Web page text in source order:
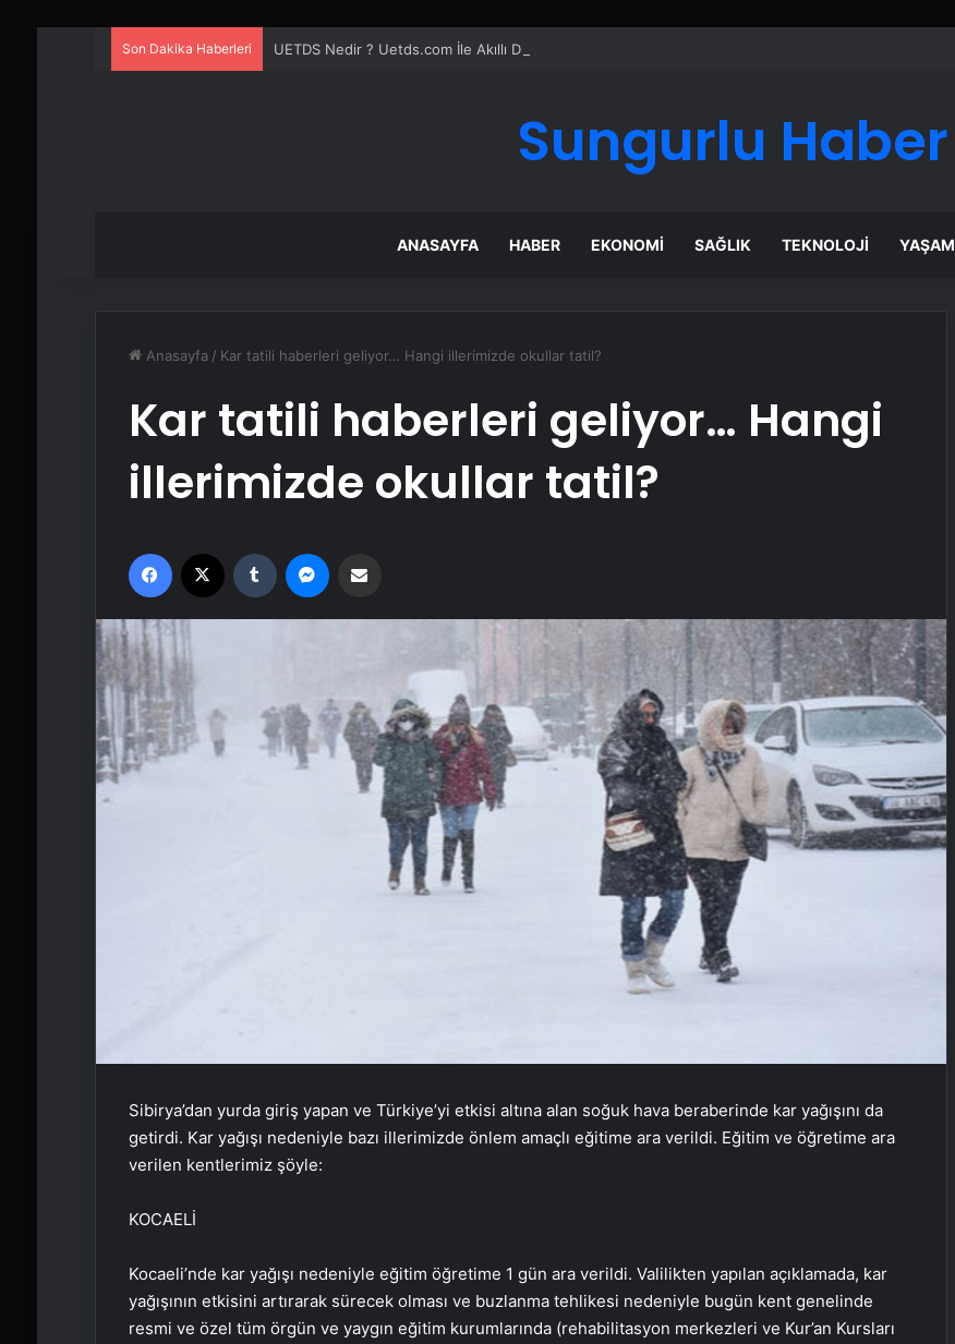
Son Dakika Haberleri UETDS Nedir ? Uetds.com İle Akıllı Dijital Taşımacılık Yazılımı
Sungurlu Haber
ANASAYFA HABER EKONOMI SAĞLIK TEKNOLOJI YAŞAM
Anasayfa / Kar tatili haberleri geliyor… Hangi illerimizde okullar tatil?
Kar tatili haberleri geliyor… Hangi
illerimizde okullar tatil?
Facebook Tumblr
Sibirya’dan yurda giriş yapan ve Türkiye’yi etkisi altına alan soğuk hava beraberinde kar yağışını da
getirdi. Kar yağışı nedeniyle bazı illerimizde önlem amaçlı eğitime ara verildi. Eğitim ve öğretime ara
verilen kentlerimiz şöyle:
KOCAELİ
Kocaeli’nde kar yağışı nedeniyle eğitim öğretime 1 gün ara verildi. Valilikten yapılan açıklamada, kar
yağışının etkisini artırarak sürecek olması ve buzlanma tehlikesi nedeniyle bugün kent genelinde
resmi ve özel tüm örgün ve yaygın eğitim kurumlarında (rehabilitasyon merkezleri ve Kur’an Kursları